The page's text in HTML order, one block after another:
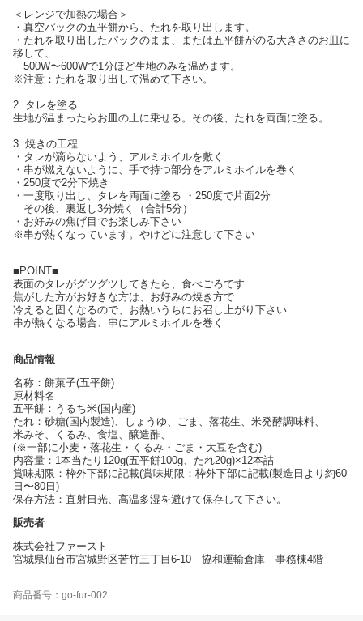
＜レンジで加熱の場合＞
・真空パックの五平餅から、たれを取り出します。
・たれを取り出したパックのまま、または五平餅がのる大きさのお皿に
移して、
500W〜600Wで1分ほど生地のみを温めます。
※注意：たれを取り出して温めて下さい。
2. タレを塗る
生地が温まったらお皿の上に乗せる。その後、たれを両面に塗る。
3. 焼きの工程
・タレが滴らないよう、アルミホイルを敷く
・串が燃えないように、手で持つ部分をアルミホイルを巻く
・250度で2分下焼き
・一度取り出し、タレを両面に塗る ・250度で片面2分
その後、裏返し3分焼く（合計5分）
・お好みの焦げ目でお楽しみ下さい
※串が熱くなっています。やけどに注意して下さい
■POINT■
表面のタレがグツグツしてきたら、食べごろです
焦がした方がお好きな方は、お好みの焼き方で
冷えると固くなるので、お熱いうちにお召し上がり下さい
串が熱くなる場合、串にアルミホイルを巻く
商品情報
名称：餅菓子(五平餅)
原材料名
五平餅：うるち米(国内産)
たれ：砂糖(国内製造)、しょうゆ、ごま、落花生、米発酵調味料、
米みそ、くるみ、食塩、醸造酢、
(※一部に小麦・落花生・くるみ・ごま・大豆を含む)
内容量：1本当たり120g(五平餅100g、たれ20g)×12本詰
賞味期限：枠外下部に記載(賞味期限：枠外下部に記載(製造日より約60
日〜80日)
保存方法：直射日光、高温多湿を避けて保存して下さい。
販売者
株式会社ファースト
宮城県仙台市宮城野区苦竹三丁目6-10 協和運輸倉庫 事務棟4階
商品番号：go-fur-002